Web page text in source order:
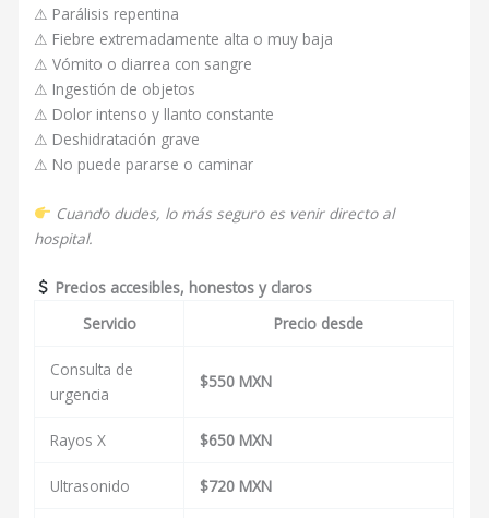
⚠ Parálisis repentina
⚠ Fiebre extremadamente alta o muy baja
⚠ Vómito o diarrea con sangre
⚠ Ingestión de objetos
⚠ Dolor intenso y llanto constante
⚠ Deshidratación grave
⚠ No puede pararse o caminar
Cuando dudes, lo más seguro es venir directo al
hospital.
Precios accesibles, honestos y claros
Servicio
Precio desde
Consulta de
urgencia
$550 MXN
Rayos X $650 MXN
Ultrasonido $720 MXN